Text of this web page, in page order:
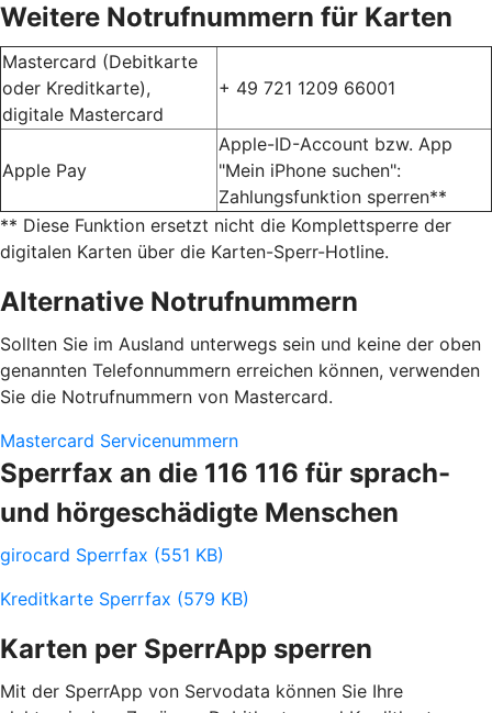
Weitere Notrufnummern für Karten
Mastercard (Debitkarte
oder Kreditkarte),
digitale Mastercard
+ 49 721 1209 66001
Apple Pay
Apple-ID-Account bzw. App
"Mein iPhone suchen":
Zahlungsfunktion sperren**
** Diese Funktion ersetzt nicht die Komplettsperre der
digitalen Karten über die Karten-Sperr-Hotline.
Alternative Notrufnummern
Sollten Sie im Ausland unterwegs sein und keine der oben
genannten Telefonnummern erreichen können, verwenden
Sie die Notrufnummern von Mastercard.
Mastercard Servicenummern
Sperrfax an die 116 116 für sprach-
und hörgeschädigte Menschen
girocard Sperrfax (551 KB)
Kreditkarte Sperrfax (579 KB)
Karten per SperrApp sperren
Mit der SperrApp von Servodata können Sie Ihre